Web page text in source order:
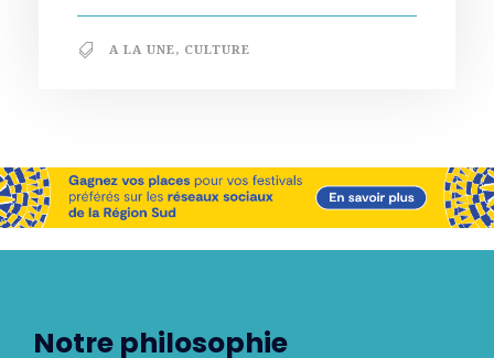
A LA UNE, CULTURE
Notre philosophie